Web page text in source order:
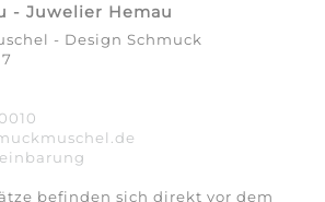
- Juwelier Hemau
- Design Schmuck
befinden sich direkt vor dem